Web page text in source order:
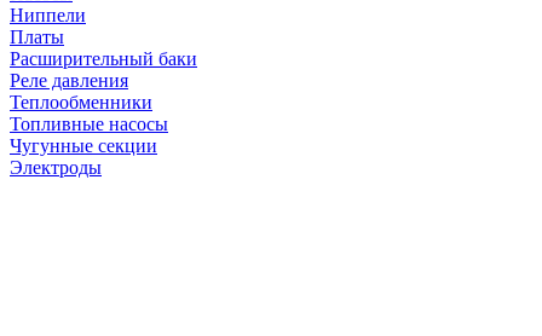
Ниппели
Платы
Расширительный баки
Реле давления
Теплообменники
Топливные насосы
Чугунные секции
Электроды